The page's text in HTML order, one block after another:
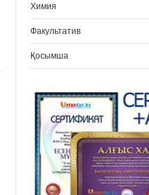
Химия
Факультатив
Қосымша